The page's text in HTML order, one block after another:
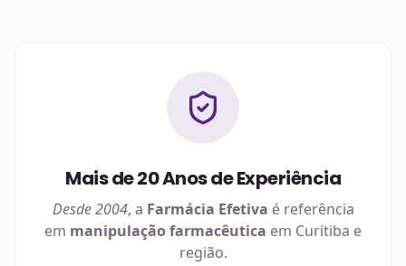
Mais de 20 Anos de Experiência
Desde 2004, a Farmácia Efetiva é referência
em manipulação farmacêutica em Curitiba e
região.